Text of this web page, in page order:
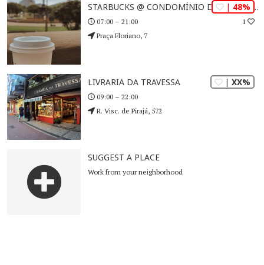
| XX%
LIVRARIA DA TRAVESSA
09:00 – 22:00
R. Visc. de Pirajá, 572
| 48%
1
STARBUCKS @ CONDOMÍNIO DO EDIFÍCIO ODEON
07:00 – 21:00
Praça Floriano, 7
SUGGEST A PLACE
Work from your neighborhood